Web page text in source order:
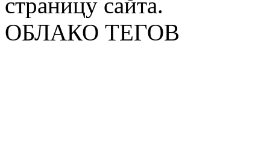
ОБЛАКО ТЕГОВ